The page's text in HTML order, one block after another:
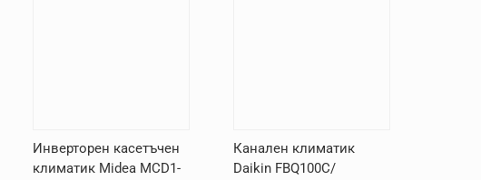
Инверторен касетъчен
климатик Midea MCD1-
Канален климатик
Daikin FBQ100C/